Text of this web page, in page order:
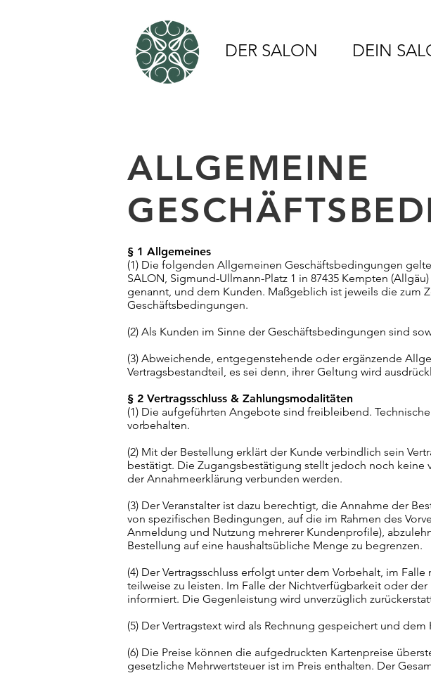
DER SALON DEIN
ALLGEMEINE
§ 1 Allgemeines
(1) Die folgenden Allgemeinen Geschäftsbedingungen
SALON, Sigmund-Ullmann-Platz 1 in 87435 Kempten
genannt, und dem Kunden. Maßgeblich ist jeweils die zum
Geschäftsbedingungen.
(2) Als Kunden im Sinne der Geschäftsbedingungen sind
(3) Abweichende, entgegenstehende oder ergänzende
Vertragsbestandteil, es sei denn, ihrer Geltung wird
§ 2 Vertragsschluss & Zahlungsmodalitäten
(1) Die aufgeführten Angebote sind freibleibend.
vorbehalten.
(2) Mit der Bestellung erklärt der Kunde verbindlich sein
bestätigt. Die Zugangsbestätigung stellt jedoch noch
der Annahmeerklärung verbunden werden.
(3) Der Veranstalter ist dazu berechtigt, die Annahme der
von spezifischen Bedingungen, auf die im Rahmen des
Anmeldung und Nutzung mehrerer Kundenprofile),
Bestellung auf eine haushaltsübliche Menge zu begrenzen.
(4) Der Vertragsschluss erfolgt unter dem Vorbehalt, im
teilweise zu leisten. Im Falle der Nichtverfügbarkeit oder
informiert. Die Gegenleistung wird unverzüglich
(5) Der Vertragstext wird als Rechnung gespeichert und
(6) Die Preise können die aufgedruckten Kartenpreise
gesetzliche Mehrwertsteuer ist im Preis enthalten. Der